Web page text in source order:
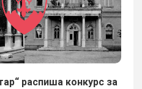
распиша конкурс за